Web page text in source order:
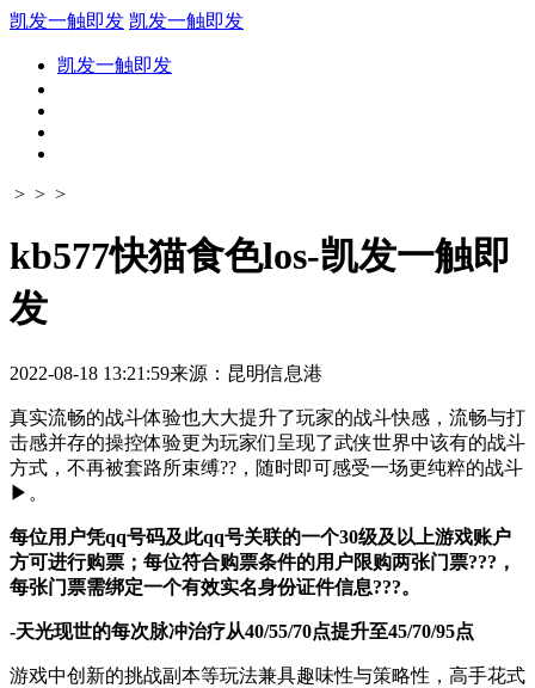
凯发一触即发 凯发一触即发
凯发一触即发
> > >
kb577快猫食色los-凯发一触即
发
2022-08-18 13:21:59来源：昆明信息港
真实流畅的战斗体验也大大提升了玩家的战斗快感，流畅与打
击感并存的操控体验更为玩家们呈现了武侠世界中该有的战斗
方式，不再被套路所束缚??，随时即可感受一场更纯粹的战斗
▶。
每位用户凭qq号码及此qq号关联的一个30级及以上游戏账户
方可进行购票；每位符合购票条件的用户限购两张门票???，
每张门票需绑定一个有效实名身份证件信息???。
-天光现世的每次脉冲治疗从40/55/70点提升至45/70/95点
游戏中创新的挑战副本等玩法兼具趣味性与策略性，高手花式